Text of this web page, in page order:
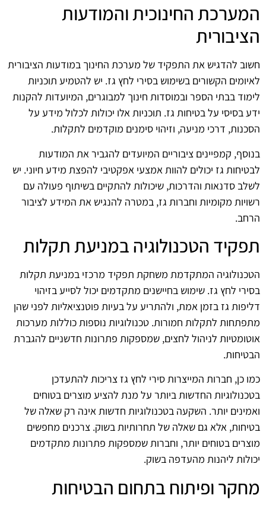
המערכת החינוכית והמודעות
הציבורית
חשוב להדגיש את התפקיד של מערכת החינוך במודעות הציבורית
לאיומים הקשורים בשימוש בסירי לחץ גז. יש להטמיע תוכניות
לימוד בבתי הספר ובמוסדות חינוך למבוגרים, המיועדות להקנות
ידע בסיסי על בטיחות גז. תוכניות אלו יכולות לכלול מידע על
הסכנות, דרכי מניעה, וזיהוי סימנים מוקדמים לתקלות.
בנוסף, קמפיינים ציבוריים המיועדים להגביר את המודעות
לבטיחות גז יכולים להוות אמצעי אפקטיבי להפצת מידע חיוני. יש
לשלב סדנאות והדרכות, שיכולות להתקיים בשיתוף פעולה עם
רשויות מקומיות וחברות גז, במטרה להנגיש את המידע לציבור
הרחב.
תפקיד הטכנולוגיה במניעת תקלות
הטכנולוגיה המתקדמת משחקת תפקיד מרכזי במניעת תקלות
בסירי לחץ גז. שימוש בחיישנים מתקדמים יכול לסייע בזיהוי
דליפות גז בזמן אמת, ולהתריע על בעיות פוטנציאליות לפני שהן
מתפתחות לתקלות חמורות. טכנולוגיות נוספות כוללות מערכות
אוטומטיות לניהול לחצים, שמספקות פתרונות חדשניים להגברת
הבטיחות.
כמו כן, חברות המייצרות סירי לחץ גז צריכות להתעדכן
בטכנולוגיות החדשות ביותר על מנת להציע מוצרים בטוחים
ואמינים יותר. השקעה בטכנולוגיות חדשות אינה רק שאלה של
בטיחות, אלא גם שאלה של תחרותיות בשוק. צרכנים מחפשים
מוצרים בטוחים יותר, וחברות שמספקות פתרונות מתקדמים
יכולות ליהנות מהעדפה בשוק.
מחקר ופיתוח בתחום הבטיחות